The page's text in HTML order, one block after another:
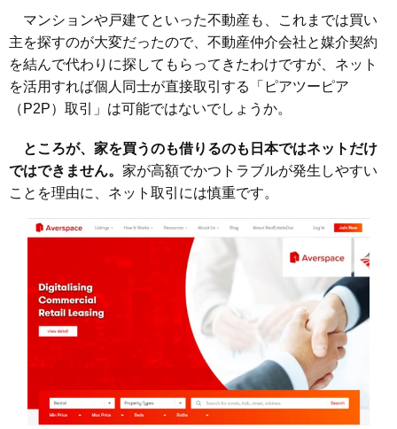
マンションや戸建てといった不動産も、これまでは買い
主を探すのが大変だったので、不動産仲介会社と媒介契約
を結んで代わりに探してもらってきたわけですが、ネット
を活用すれば個人同士が直接取引する「ピアツーピア
（P2P）取引」は可能ではないでしょうか。
ところが、家を買うのも借りるのも日本ではネットだけ
ではできません。 家が高額でかつトラブルが発生しやすい
ことを理由に、ネット取引には慎重です。